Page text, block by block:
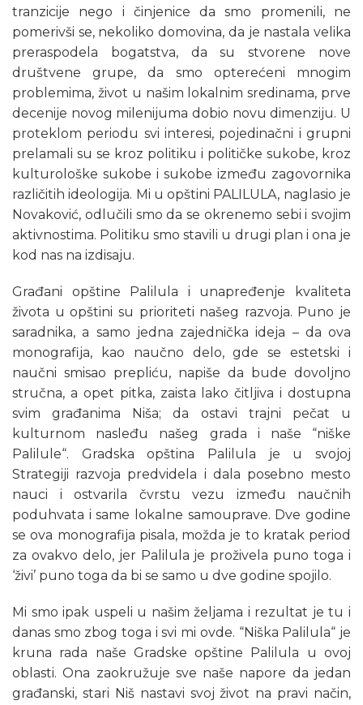
tranzicije nego i činjenice da smo promenili, ne
pomerivši se, nekoliko domovina, da je nastala velika
preraspodela bogatstva, da su stvorene nove
društvene grupe, da smo opterećeni mnogim
problemima, život u našim lokalnim sredinama, prve
decenije novog milenijuma dobio novu dimenziju. U
proteklom periodu svi interesi, pojedinačni i grupni
prelamali su se kroz politiku i političke sukobe, kroz
kulturološke sukobe i sukobe između zagovornika
različitih ideologija. Mi u opštini PALILULA, naglasio je
Novaković, odlučili smo da se okrenemo sebi i svojim
aktivnostima. Politiku smo stavili u drugi plan i ona je
kod nas na izdisaju.
Građani opštine Palilula i unapređenje kvaliteta
života u opštini su prioriteti našeg razvoja. Puno je
saradnika, a samo jedna zajednička ideja – da ova
monografija, kao naučno delo, gde se estetski i
naučni smisao prepliću, napiše da bude dovoljno
stručna, a opet pitka, zaista lako čitljiva i dostupna
svim građanima Niša; da ostavi trajni pečat u
kulturnom nasleđu našeg grada i naše “niške
Palilule“. Gradska opština Palilula je u svojoj
Strategiji razvoja predvidela i dala posebno mesto
nauci i ostvarila čvrstu vezu između naučnih
poduhvata i same lokalne samouprave. Dve godine
se ova monografija pisala, možda je to kratak period
za ovakvo delo, jer Palilula je proživela puno toga i
‘živi’ puno toga da bi se samo u dve godine spojilo.
Mi smo ipak uspeli u našim željama i rezultat je tu i
danas smo zbog toga i svi mi ovde. “Niška Palilula“ je
kruna rada naše Gradske opštine Palilula u ovoj
oblasti. Ona zaokružuje sve naše napore da jedan
građanski, stari Niš nastavi svoj život na pravi način,